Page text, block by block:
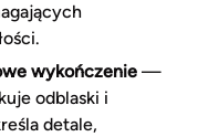
wykończenie—
odblaski i
detale,